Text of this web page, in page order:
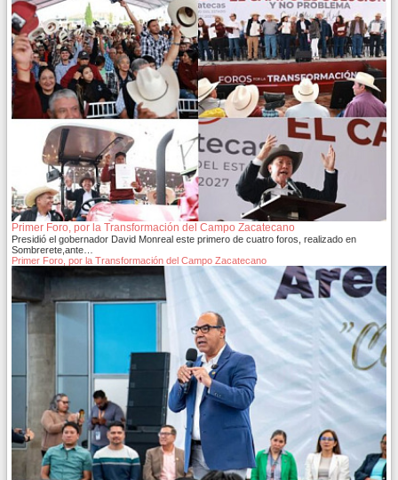
Primer Foro, por la Transformación del Campo Zacatecano
Presidió el gobernador David Monreal este primero de cuatro foros, realizado en
Sombrerete,ante…
Primer Foro, por la Transformación del Campo Zacatecano